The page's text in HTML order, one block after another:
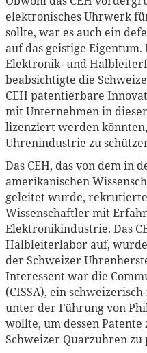
elektronisches Uhrwerk
sollte, war es auch ein
auf das geistige
Elektronik- und
beabsichtigte die
CEH patentierbare
mit Unternehmen in
lizenziert werden
Uhrenindustrie zu
Das CEH, das von dem in
amerikanischen
geleitet wurde,
Wissenschaftler mit
Elektronikindustrie. Das
Halbleiterlabor auf,
der Schweizer
Interessent war die
(CISSA), ein
unter der Führung von
wollte, um dessen
Schweizer Quarzuhren